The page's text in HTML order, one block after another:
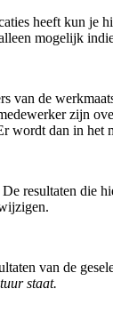
heeft kun je
mogelijk
van de
zijn
wordt dan in het
resultaten die
van de
staat.